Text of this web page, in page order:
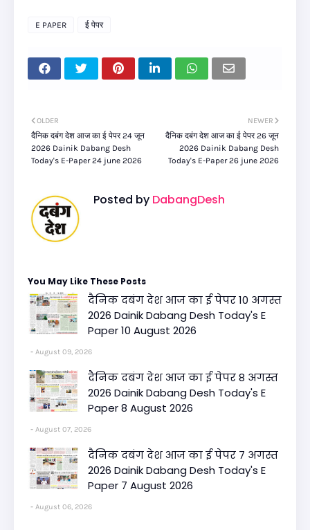
E PAPER ई पेपर
NEWER
दैनिक दबंग देश आज का ई पेपर 26 जून
2026 Dainik Dabang Desh
Today's E-Paper 26 june 2026
OLDER
दैनिक दबंग देश आज का ई पेपर 24 जून
2026 Dainik Dabang Desh
Today's E-Paper 24 june 2026
Posted by DabangDesh
You May Like These Posts
दैनिक दबंग देश आज का ई पेपर 10 अगस्त
2026 Dainik Dabang Desh Today's E
Paper 10 August 2026
August 09, 2026
दैनिक दबंग देश आज का ई पेपर 8 अगस्त
2026 Dainik Dabang Desh Today's E
Paper 8 August 2026
August 07, 2026
दैनिक दबंग देश आज का ई पेपर 7 अगस्त
2026 Dainik Dabang Desh Today's E
Paper 7 August 2026
August 06, 2026